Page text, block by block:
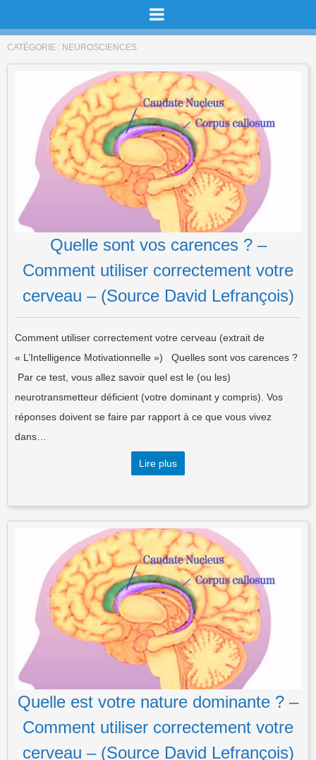
CATÉGORIE : NEUROSCIENCES
Quelle sont vos carences ? –
Comment utiliser correctement votre
cerveau – (Source David Lefrançois)
Comment utiliser correctement votre cerveau (extrait de
« L’Intelligence Motivationnelle ») Quelles sont vos carences ?
Par ce test, vous allez savoir quel est le (ou les)
neurotransmetteur déficient (votre dominant y compris). Vos
réponses doivent se faire par rapport à ce que vous vivez
dans…
Lire plus
Quelle est votre nature dominante ? –
Comment utiliser correctement votre
cerveau – (Source David Lefrançois)